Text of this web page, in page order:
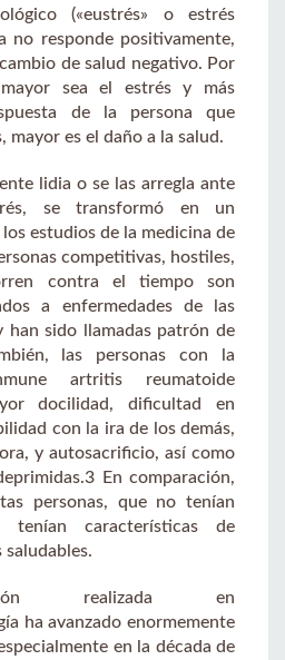
(«eustrés» o estrés
no responde positivamente,
de salud negativo. Por
sea el estrés y más
de la persona que
mayor es el daño a la salud.
lidia o se las arregla ante
se transformó en un
estudios de la medicina de
competitivas, hostiles,
contra el tiempo son
a enfermedades de las
han sido llamadas patrón de
las personas con la
artritis reumatoide
docilidad, dificultad en
con la ira de los demás,
y autosacrificio, así como
En comparación,
personas, que no tenían
tenían características de
realizada en
ha avanzado enormemente
en la década de